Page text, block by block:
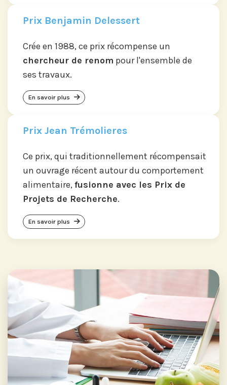
Prix Benjamin Delessert
Crée en 1988, ce prix récompense un
chercheur de renom pour l'ensemble de
ses travaux.
En savoir plus
Prix Jean Trémolieres
Ce prix, qui traditionnellement récompensait
un ouvrage récent autour du comportement
alimentaire,fusionne avec les Prix de
Projets de Recherche.
En savoir plus